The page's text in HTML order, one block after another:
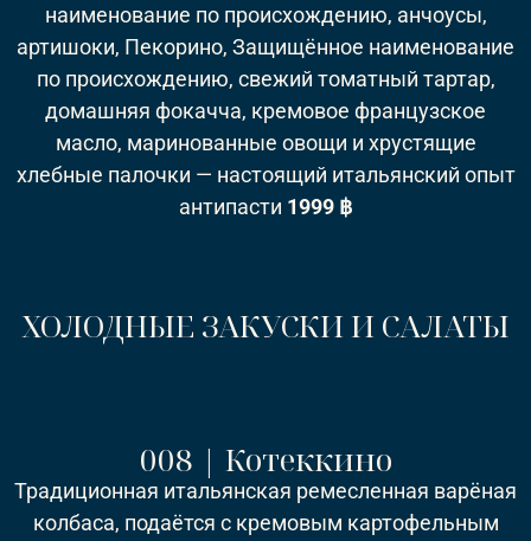
наименование по происхождению, анчоусы,
артишоки, Пекорино, Защищённое наименование
по происхождению, свежий томатный тартар,
домашняя фокачча, кремовое французское
масло, маринованные овощи и хрустящие
хлебные палочки — настоящий итальянский опыт
антипасти 1999 ฿
ХОЛОДНЫЕ ЗАКУСКИ И САЛАТЫ
008 | Котеккино
Традиционная итальянская ремесленная варёная
колбаса, подаётся с кремовым картофельным